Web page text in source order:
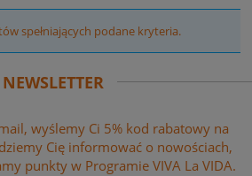
spełniających podane kryteria.
NEWSLETTER
wyślemy Ci 5% kod rabatowy na
Cię informować o nowościach,
punkty w Programie VIVA La VIDA.